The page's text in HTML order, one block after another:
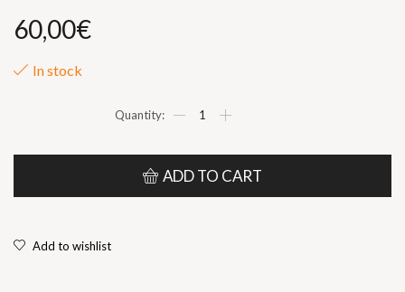
60,00€
In stock
DUFOUR
"Complete
Acousmatic
Works
ADD TO CART
Add to wishlist